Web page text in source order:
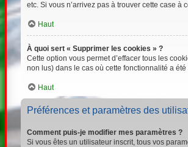
etc. Si vous n’arrivez pas à trouver cette case
Haut
À quoi sert « Supprimer les cookies » ?
Cette option vous permet d’effacer tous les
non lus) dans le cas où cette fonctionnalité a
Haut
Préférences et paramètres des
Comment puis-je modifier mes paramètres ?
Si vous êtes un utilisateur inscrit, tous vos